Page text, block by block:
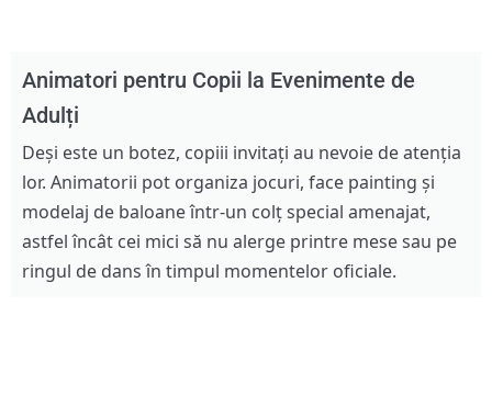
Animatori pentru Copii la Evenimente de
Adulți
Deși este un botez, copiii invitați au nevoie de atenția
lor. Animatorii pot organiza jocuri, face painting și
modelaj de baloane într-un colț special amenajat,
astfel încât cei mici să nu alerge printre mese sau pe
ringul de dans în timpul momentelor oficiale.